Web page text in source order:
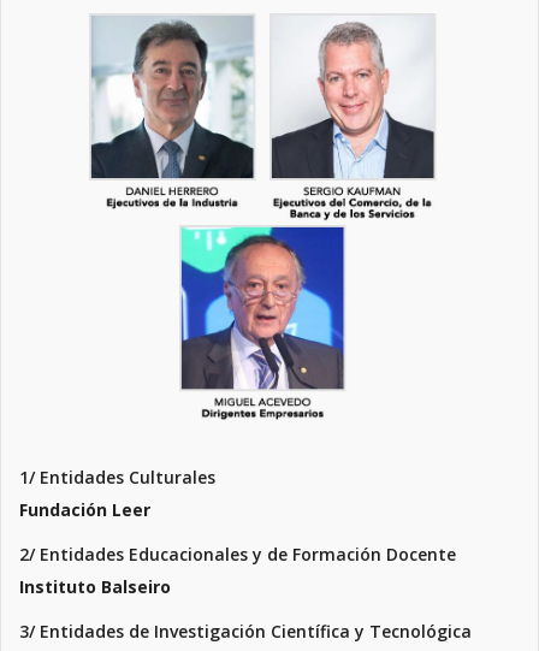
1/ Entidades Culturales
Fundación Leer
2/ Entidades Educacionales y de Formación Docente
Instituto Balseiro
3/ Entidades de Investigación Científica y Tecnológica